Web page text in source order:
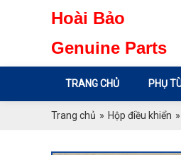
Hoài Bảo
Genuine Parts
TRANG CHỦ PHỤ
Trang chủ » Hộp điều khiển »